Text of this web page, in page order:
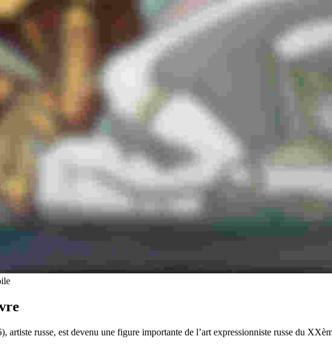
russe, est devenu une figure importante de l’art expressionniste russe du